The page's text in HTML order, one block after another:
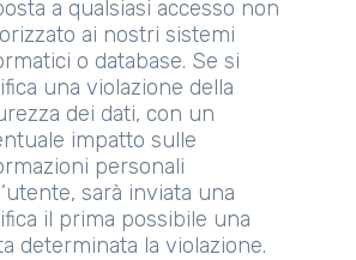
a qualsiasi accesso non
ai nostri sistemi
o database. Se si
una violazione della
dei dati, con un
impatto sulle
personali
sarà inviata una
il prima possibile una
determinata la violazione.